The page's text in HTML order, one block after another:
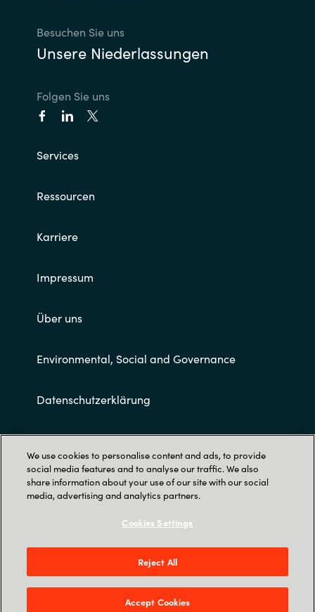
Besuchen Sie uns
Unsere Niederlassungen
Folgen Sie uns
Services
Ressourcen
Karriere
Impressum
Über uns
Environmental, Social and Governance
Datenschutzerklärung
Allgemeine Geschäftsbedingungen
Crayon Deutschland GmbH |
Inselkammerstraße 12 | 82008 Unterhaching
We use cookies to personalise content and ads, to provide
social media features and to analyse our traffic. We also
share information about your use of our site with our social
media, advertising and analytics partners.
Cookies Settings
Reject All
Accept Cookies